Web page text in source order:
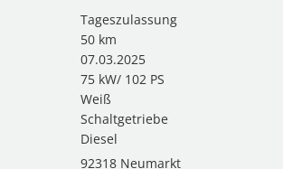
Tageszulassung
50 km
07.03.2025
75 kW/ 102 PS
Weiß
Schaltgetriebe
Diesel
92318 Neumarkt